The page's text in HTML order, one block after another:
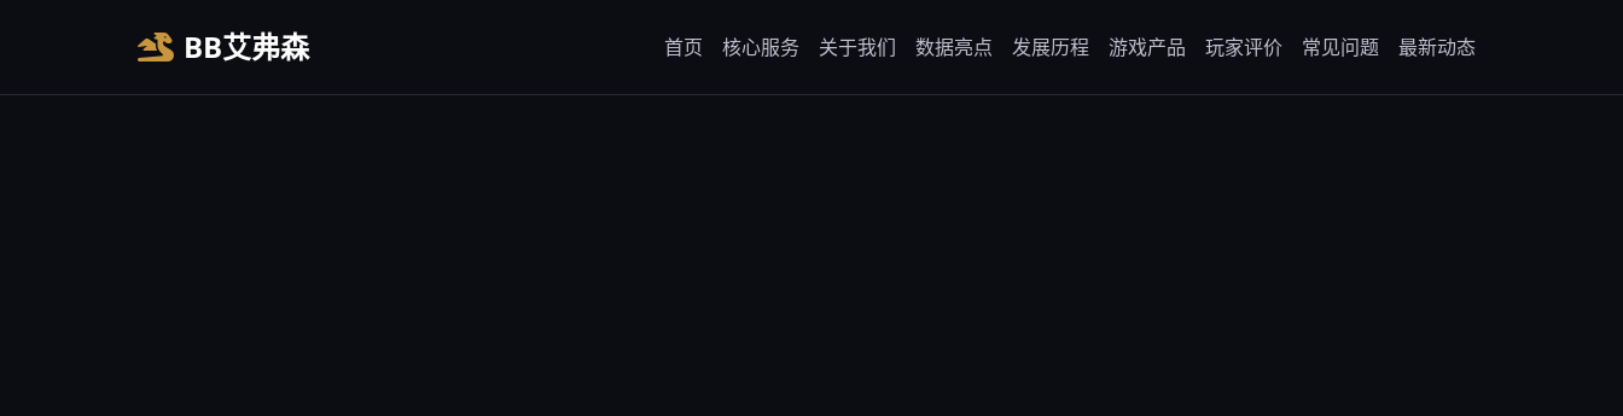
BB艾弗森 首页 核心服务 关于我们 数据亮点 发展历程 游戏产品 玩家评价 常见问题 最新动态